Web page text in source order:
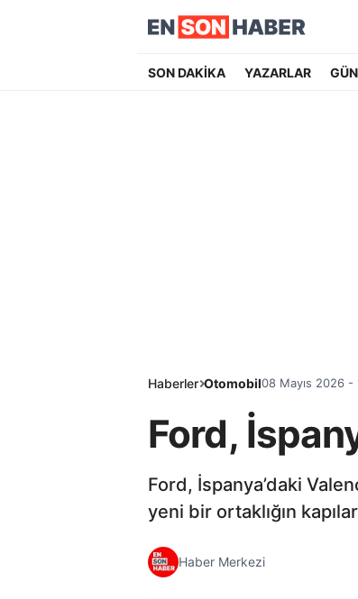
SON DAKİKA YAZARLAR
Haberler Otomobil08 Mayıs 2026 -
Ford,
Ford, İspanya’daki
yeni bir ortaklığın
Haber Merkezi